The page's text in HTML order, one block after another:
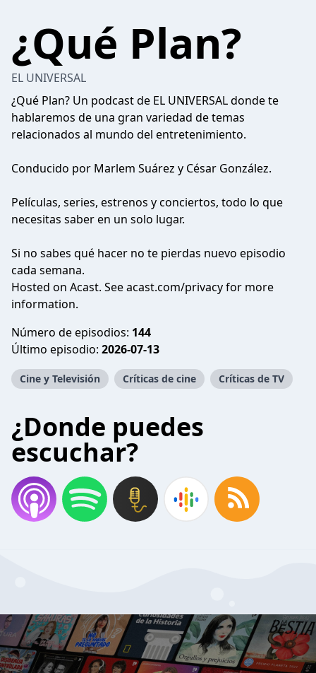
¿Qué Plan?
EL UNIVERSAL
¿Qué Plan? Un podcast de EL UNIVERSALdonde te
hablaremos de una gran variedad de temas
relacionados al mundo del entretenimiento.
Conducido por Marlem Suárez y César González.
Películas, series, estrenos y conciertos, todo lo que
necesitas saber en un solo lugar.
Si no sabes qué hacer no te pierdas nuevo episodio
cada semana.
Hosted on Acast. Seeacast.com/privacyfor more
information.
Número de episodios: 144
Último episodio: 2026-07-13
Cine y Televisión Críticas de cine Críticas de TV
¿Donde puedes
escuchar?